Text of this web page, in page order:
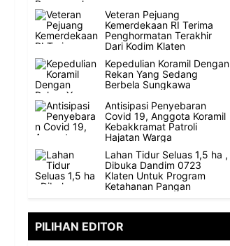
Veteran Pejuang
Kemerdekaan RI Terima
Penghormatan Terakhir
Dari Kodim Klaten
Kepedulian Koramil Dengan
Rekan Yang Sedang
Berbela Sungkawa
Antisipasi Penyebaran
Covid 19, Anggota Koramil
Kebakkramat Patroli
Hajatan Warga
Lahan Tidur Seluas 1,5 ha ,
Dibuka Dandim 0723
Klaten Untuk Program
Ketahanan Pangan
PILIHAN EDITOR